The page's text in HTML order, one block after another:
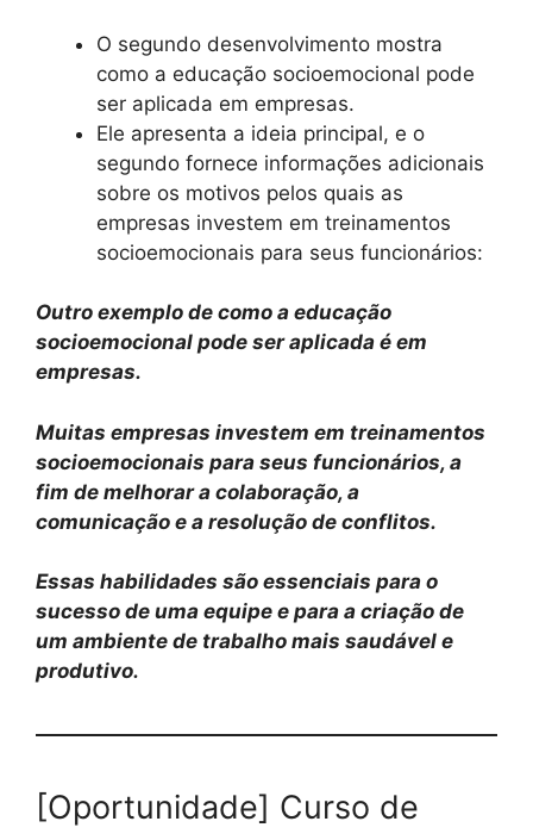
O segundo desenvolvimento mostra
como a educação socioemocional pode
ser aplicada em empresas.
Ele apresenta a ideia principal, e o
segundo fornece informações adicionais
sobre os motivos pelos quais as
empresas investem em treinamentos
socioemocionais para seus funcionários:
Outro exemplo de como a educação
socioemocional pode ser aplicada é em
empresas.
Muitas empresas investem em treinamentos
socioemocionais para seus funcionários, a
fim de melhorar a colaboração, a
comunicação e a resolução de conflitos.
Essas habilidades são essenciais para o
sucesso de uma equipe e para a criação de
um ambiente de trabalho mais saudável e
produtivo.
[Oportunidade] Curso de